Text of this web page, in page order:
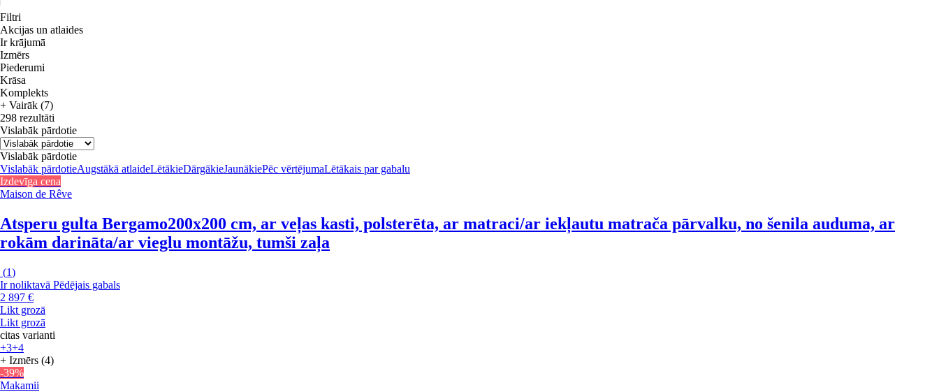
Filtri
Akcijas un atlaides
Ir krājumā
Izmērs
Piederumi
Krāsa
Komplekts
+ Vairāk (7)
298 rezultāti
Vislabāk pārdotie
Vislabāk pārdotie
Vislabāk pārdotieAugstākā atlaideLētākieDārgākieJaunākiePēc vērtējumaLētākais par gabalu
Izdevīga cena
Maison de Rêve
Atsperu gulta Bergamo200x200 cm, ar veļas kasti, polsterēta, ar matraci/ar iekļautu matrača pārvalku, no šenila auduma, ar
rokām darināta/ar vieglu montāžu, tumši zaļa
(1)
Ir noliktavā Pēdējais gabals
2 897 €
Likt grozā
Likt grozā
citas varianti
+3+4
+ Izmērs (4)
-39%
Makamii